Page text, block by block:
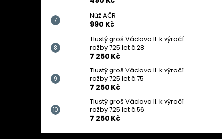
Nůž AČR
990 Kč
Tlustý groš Václava II. k výročí
ražby 725 let č.28
7 250 Kč
Tlustý groš Václava II. k výročí
ražby 725 let č.75
7 250 Kč
Tlustý groš Václava II. k výročí
ražby 725 let č.56
7 250 Kč